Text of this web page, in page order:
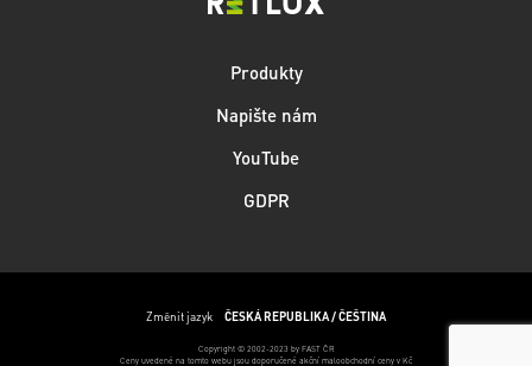
Produkty
Napište nám
YouTube
GDPR
Změnit jazyk ČESKÁ REPUBLIKA / ČEŠTINA
Copyright © 2002-2023 by FAST ČR
Ceny uvedené na tomto webu jsou doporučené akční maloobchodní ceny v Kč